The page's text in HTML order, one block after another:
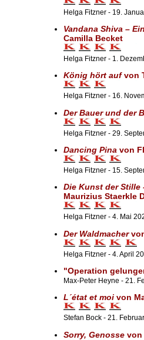
Helga Fitzner - 19.
Vandana Shiva –
Camilla Becket
Helga Fitzner - 1.
König hört aufvon
Helga Fitzner - 16.
Der Bauer und der
Helga Fitzner - 29.
Dancing Pina von
Helga Fitzner - 15.
Die Kunst der Stille
Maurizius Staerkle
Helga Fitzner - 4. Mai
Der Waldmacher
Helga Fitzner - 4. April
"Operation
Max-Peter Heyne - 21.
L´état et moivon
Stefan Bock - 21.
Sorry, Genossevon